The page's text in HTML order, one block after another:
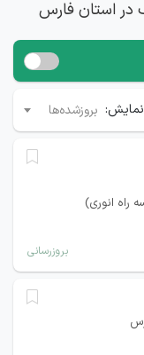
در استان فارس
نمایش: بروزشده‌ها
راه انوری)
بروزرسانی